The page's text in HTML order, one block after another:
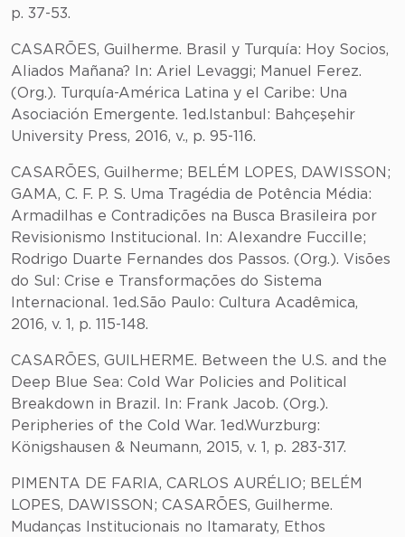
p. 37-53.
CASARÕES, Guilherme. Brasil y Turquía: Hoy Socios,
Aliados Mañana? In: Ariel Levaggi; Manuel Ferez.
(Org.). Turquía-América Latina y el Caribe: Una
Asociación Emergente. 1ed.Istanbul: Bahçeşehir
University Press, 2016, v., p. 95-116.
CASARÕES, Guilherme; BELÉM LOPES, DAWISSON;
GAMA, C. F. P. S. Uma Tragédia de Potência Média:
Armadilhas e Contradições na Busca Brasileira por
Revisionismo Institucional. In: Alexandre Fuccille;
Rodrigo Duarte Fernandes dos Passos. (Org.). Visões
do Sul: Crise e Transformações do Sistema
Internacional. 1ed.São Paulo: Cultura Acadêmica,
2016, v. 1, p. 115-148.
CASARÕES, GUILHERME. Between the U.S. and the
Deep Blue Sea: Cold War Policies and Political
Breakdown in Brazil. In: Frank Jacob. (Org.).
Peripheries of the Cold War. 1ed.Wurzburg:
Königshausen & Neumann, 2015, v. 1, p. 283-317.
PIMENTA DE FARIA, CARLOS AURÉLIO; BELÉM
LOPES, DAWISSON; CASARÕES, Guilherme.
Mudanças Institucionais no Itamaraty, Ethos